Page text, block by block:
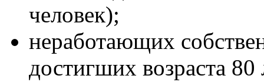
человек);
неработающих
достигших возраста